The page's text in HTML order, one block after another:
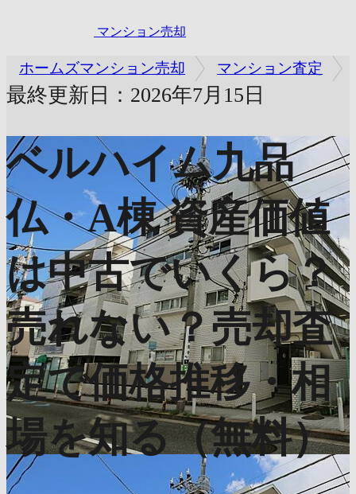
マンション売却
ホームズマンション売却 マンション査定
最終更新日：2026年7月15日
ベルハイム九品
仏・A棟 資産価値
は中古でいくら？
売れない？売却査
定で価格推移・相
場を知る（無料）